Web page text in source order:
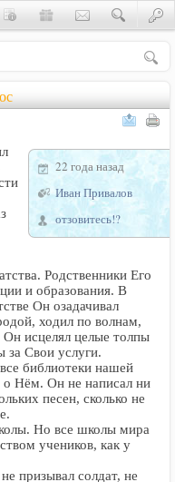
22 года назад
Иван Привалов
отзовитесь!?
Родственники Его
и образования. В
Он озадачивал
ходил по волнам,
исцелял целые толпы
за Свои услуги.
библиотеки нашей
о Нём. Он не написал ни
песен, сколько не
Но все школы мира
учеников, как у
призывал солдат, не